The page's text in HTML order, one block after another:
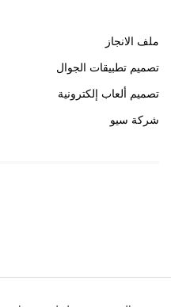
ملف الانجاز
تصميم تطبيقات الجوال
تصميم ألعاب إلكترونية
شركة سيو